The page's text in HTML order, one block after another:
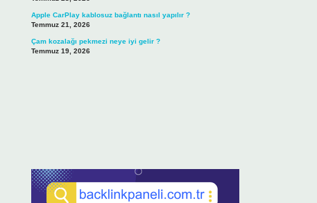
Apple CarPlay kablosuz bağlantı nasıl yapılır ?
Temmuz 21, 2026
Çam kozalağı pekmezi neye iyi gelir ?
Temmuz 19, 2026